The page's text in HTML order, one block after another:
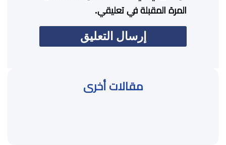
المرة المقبلة في تعليقي.
مقالات أخرى